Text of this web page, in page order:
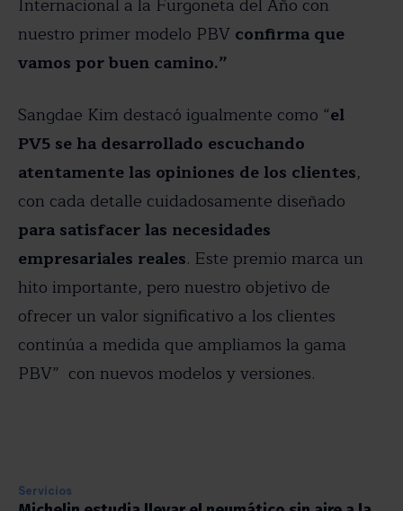
nuestro primer modelo PBV confirma que
vamos por buen camino.”
Sangdae Kim destacó igualmente como “el
PV5 se ha desarrollado escuchando
atentamente las opiniones de los clientes,
con cada detalle cuidadosamente diseñado
para satisfacer las necesidades
empresariales reales. Este premio marca un
hito importante, pero nuestro objetivo de
ofrecer un valor significativo a los clientes
continúa a medida que ampliamos la gama
PBV” con nuevos modelos y versiones.
Servicios